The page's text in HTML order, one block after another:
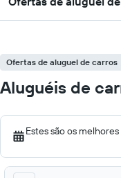
Ofertas de aluguel de carros
Aluguéis de
Estes são os